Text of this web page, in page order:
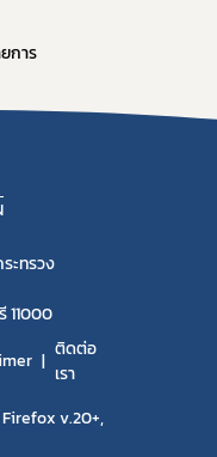
การ
ะทรวง
11000
ติดต่อ
เรา
v.20+,